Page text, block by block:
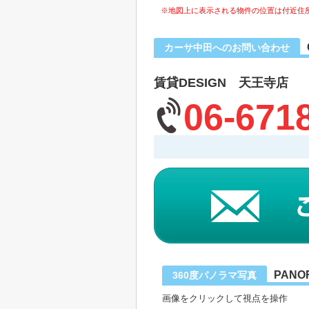
※地図上に表示される物件の位置は付近住
カーサ中田へのお問い合わせ
賃貸DESIGN 天王寺店
06-
360度パノラマ写真
画像をクリックして視点を操作